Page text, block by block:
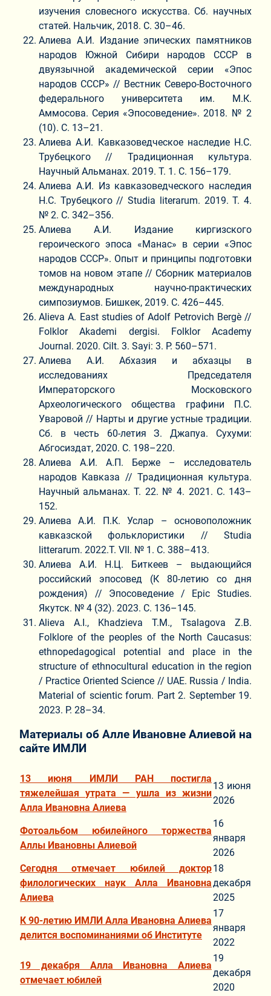
изучения словесного искусства. Сб. научных
статей. Нальчик, 2018. С. 30–46.
Алиева А.И. Издание эпических памятников
народов Южной Сибири народов СССР в
двуязычной академической серии «Эпос
народов СССР» // Вестник Северо-Восточного
федерального университета им. М.К.
Аммосова. Серия «Эпосоведение». 2018. № 2
(10). С. 13–21.
Алиева А.И. Кавказоведческое наследие Н.С.
Трубецкого // Традиционная культура.
Научный Альманах. 2019. Т. 1. С. 156–179.
Алиева А.И. Из кавказоведческого наследия
Н.С. Трубецкого // Studia literarum. 2019. Т. 4.
№ 2. С. 342–356.
Алиева А.И. Издание киргизского
героического эпоса «Манас» в серии «Эпос
народов СССР». Опыт и принципы подготовки
томов на новом этапе // Сборник материалов
международных научно-практических
симпозиумов. Бишкек, 2019. С. 426–445.
Alieva A. East studies of Adolf Petrovich Bergè //
Folklor Akademi dergisi. Folklor Academy
Journal. 2020. Cilt. 3. Sayi: 3. P. 560–571.
Алиева А.И. Абхазия и абхазцы в
исследованиях Председателя
Императорского Московского
Археологического общества графини П.С.
Уваровой // Нарты и другие устные традиции.
Сб. в честь 60-летия З. Джапуа. Сухуми:
Абгосиздат, 2020. С. 198–220.
Алиева А.И. А.П. Берже – исследователь
народов Кавказа // Традиционная культура.
Научный альманах. Т. 22. № 4. 2021. С. 143–
152.
Алиева А.И. П.К. Услар – основоположник
кавказской фольклористики // Studia
litterarum. 2022.Т. VII. № 1. С. 388–413.
Алиева А.И. Н.Ц. Биткеев – выдающийся
российский эпосовед (К 80-летию со дня
рождения) // Эпосоведение / Epic Studies.
Якутск. № 4 (32). 2023. С. 136–145.
Alieva A.I., Khadzieva T.M., Tsalagova Z.B.
Folklore of the peoples of the North Caucasus:
ethnopedagogical potential and place in the
structure of ethnocultural education in the region
/ Practice Oriented Science // UAE. Russia / India.
Material of scientic forum. Part 2. September 19.
2023. P. 28–34.
Материалы об Алле Ивановне Алиевой на
сайте ИМЛИ
13 июня ИМЛИ РАН постигла
тяжелейшая утрата — ушла из жизни
Алла Ивановна Алиева
13 июня
2026
Фотоальбом юбилейного торжества
Аллы Ивановны Алиевой
16
января
2026
Сегодня отмечает юбилей доктор
филологических наук Алла Ивановна
Алиева
18
декабря
2025
К 90-летию ИМЛИ Алла Ивановна Алиева
делится воспоминаниями об Институте
17
января
2022
19 декабря Алла Ивановна Алиева
отмечает юбилей
19
декабря
2020